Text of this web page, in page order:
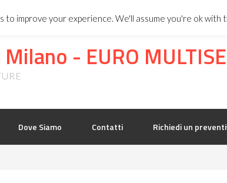
- EURO
Dove Siamo Contatti Richiedi un
to improve your experience. We'll assume you're ok with